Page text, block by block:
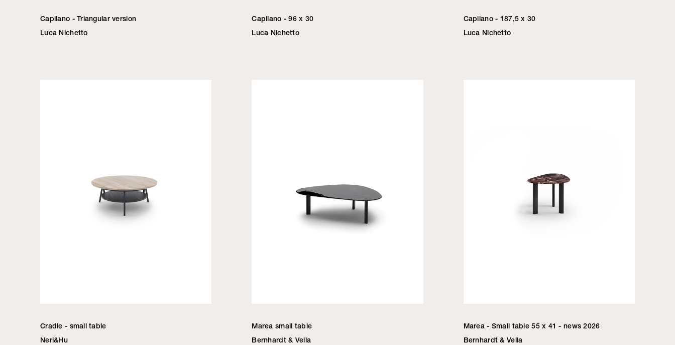
Capilano - Triangular version
Luca Nichetto
Capilano - 96 x 30
Luca Nichetto
Capilano - 187,5 x 30
Luca Nichetto
Cradle - small table
Neri&Hu
Marea small table
Bernhardt & Vella
Marea - Small table 55 x 41 - news 2026
Bernhardt & Vella